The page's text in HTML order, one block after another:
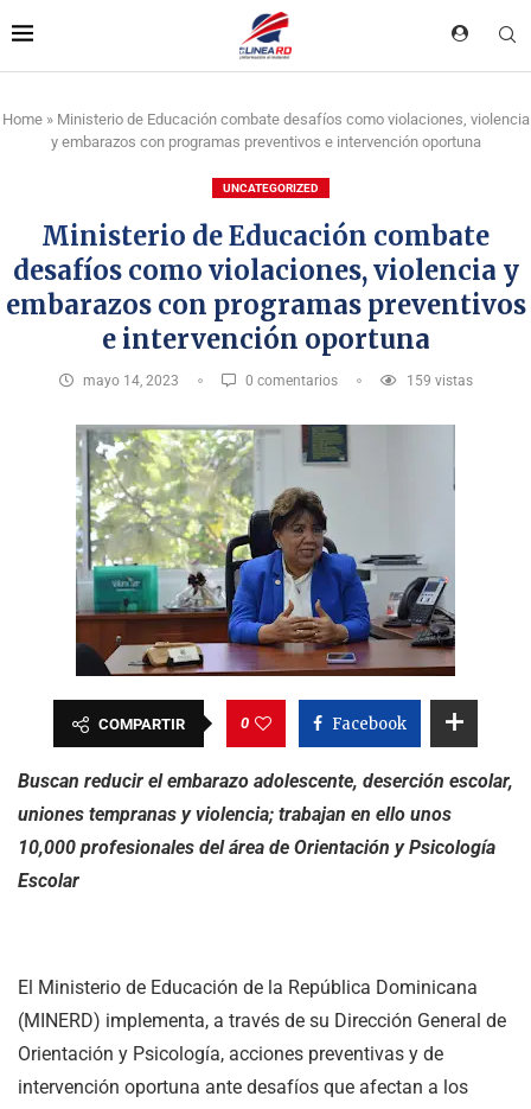
Home» Ministerio de Educación combate desafíos como violaciones, violencia
y embarazos con programas preventivos e intervención oportuna
UNCATEGORIZED
Ministerio de Educación combate
desafíos como violaciones, violencia y
embarazos con programas preventivos
e intervención oportuna
mayo 14, 2023 0 comentarios 159 vistas
COMPARTIR 0 Facebook
Buscan reducir el embarazo adolescente, deserción escolar,
uniones tempranas y violencia; trabajan en ello unos
10,000 profesionales del área de Orientación y Psicología
Escolar
El Ministerio de Educación de la República Dominicana
(MINERD) implementa, a través de su Dirección General de
Orientación y Psicología, acciones preventivas y de
intervención oportuna ante desafíos que afectan a los